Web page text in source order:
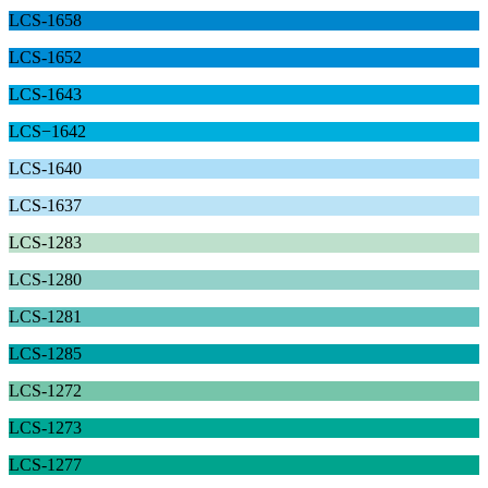
LCS-1658
LCS-1652
LCS-1643
LCS−1642
LCS-1640
LCS-1637
LCS-1283
LCS-1280
LCS-1281
LCS-1285
LCS-1272
LCS-1273
LCS-1277